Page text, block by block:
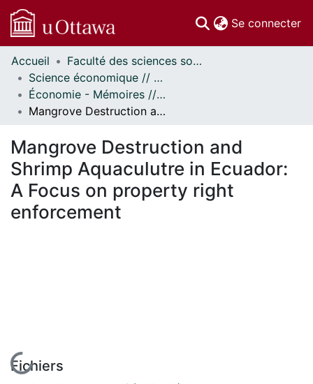
Se connecter
Communautés
et collections
Parcourir
Statistiques
À propos
Accueil
Faculté des sciences sociales // Faculty of Social Sciences
Science économique // Economics
Économie - Mémoires // Economics - Research Papers
Mangrove Destruction and Shrimp Aquaculutre in Ecuador: A Focus on property right enforcement
Mangrove Destruction and
Shrimp Aquaculutre in Ecuador:
A Focus on property right
enforcement
En cours de chargement...
Fichiers